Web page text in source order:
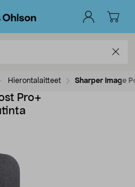
Hierontalaitteet Sharper Image
Pro+